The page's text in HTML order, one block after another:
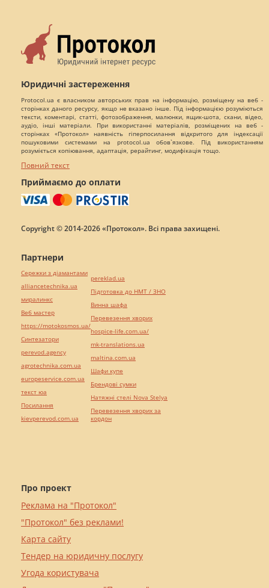
Юридичні застереження
Protocol.ua є власником авторських прав на інформацію, розміщену на веб -
сторінках даного ресурсу, якщо не вказано інше. Під інформацією розуміються
тексти, коментарі, статті, фотозображення, малюнки, ящик-шота, скани, відео,
аудіо, інші матеріали. При використанні матеріалів, розміщених на веб -
сторінках «Протокол» наявність гіперпосилання відкритого для індексації
пошуковими системами на protocol.ua обов`язкове. Під використанням
розуміється копіювання, адаптація, рерайтинг, модифікація тощо.
Повний текст
Приймаємо до оплати
Copyright © 2014-2026 «Протокол». Всі права захищені.
Про проект
Реклама на "Протокол"
"Протокол" без реклами!
Карта сайту
Тендер на юридичну послугу
Угода користувача
Партнери
Сережки з діамантами
alliancetechnika.ua
миралинкс
Веб мастер
https://motokosmos.ua/
Синтезатори
perevod.agency
agrotechnika.com.ua
europeservice.com.ua
текст юа
Посилання
kievperevod.com.ua
pereklad.ua
Підготовка до НМТ / ЗНО
Винна шафа
Перевезення хворих
hospice-life.com.ua/
mk-translations.ua
maltina.com.ua
Шафи купе
Брендові сумки
Натяжні стелі Nova Stelya
Перевезення хворих за
кордон